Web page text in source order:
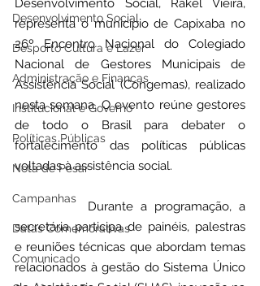
Desenvolvimento Social
Desporto Cultura e Lazer
Administração e Finanças
Institucional e Governo
Políticas Públicas
Nota de Pesar
Campanhas
Datas Comemorativas
Comunicado
Desenvolvimento Social, Rakel Vieira,
representa o município de Capixaba no
26º Encontro Nacional do Colegiado
Nacional de Gestores Municipais de
Assistência Social (Congemas), realizado
nesta semana. O evento reúne gestores
de todo o Brasil para debater o
fortalecimento das políticas públicas
voltadas à assistência social.
		Durante a programação, a
secretária participa de painéis, palestras
e reuniões técnicas que abordam temas
relacionados à gestão do Sistema Único